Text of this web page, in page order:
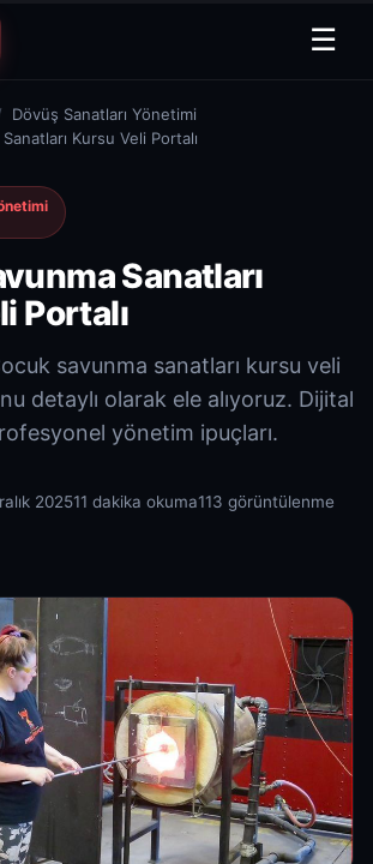
☰
Dövüş Sanatları Yönetimi
Kursu Veli Portalı
Sanatları
Portalı
savunma sanatları kursu veli
detaylı olarak ele alıyoruz. Dijital
yönetim ipuçları.
202511 dakika okuma113 görüntülenme